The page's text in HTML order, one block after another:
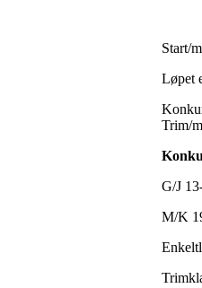
Start/
Løpet
Trim/
G/J
M/K